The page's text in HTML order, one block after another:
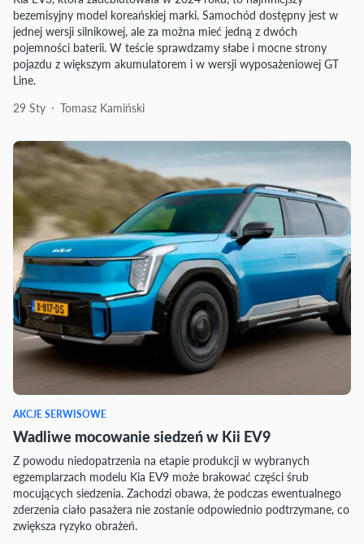
bezemisyjny model koreańskiej marki. Samochód dostępny jest w
jednej wersji silnikowej, ale za można mieć jedną z dwóch
pojemności baterii. W teście sprawdzamy słabe i mocne strony
pojazdu z większym akumulatorem i w wersji wyposażeniowej GT
Line.
29 Sty
Tomasz Kamiński
AKCJE SERWISOWE
Wadliwe mocowanie siedzeń w Kii EV9
Z powodu niedopatrzenia na etapie produkcji w wybranych
egzemplarzach modelu Kia EV9 może brakować części śrub
mocujących siedzenia. Zachodzi obawa, że podczas ewentualnego
zderzenia ciało pasażera nie zostanie odpowiednio podtrzymane, co
zwiększa ryzyko obrażeń.